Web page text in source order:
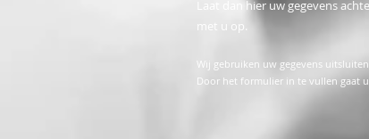
Laat dan hier uw gegevens
met u op.
Wij gebruiken uw gegevens
Door het formulier in te vullen gaat